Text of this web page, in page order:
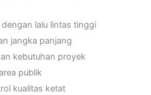
lalu lintas tinggi
jangka panjang
kebutuhan proyek
publik
kualitas ketat